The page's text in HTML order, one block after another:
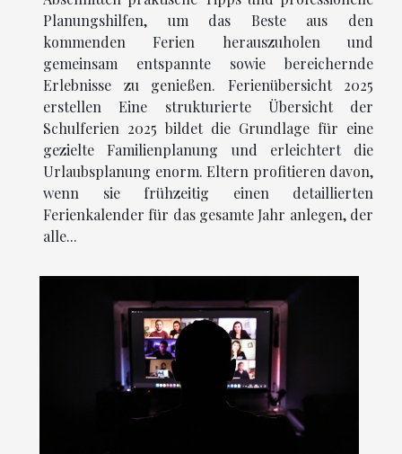
Planungshilfen, um das Beste aus den
kommenden Ferien herauszuholen und
gemeinsam entspannte sowie bereichernde
Erlebnisse zu genießen. Ferienübersicht 2025
erstellen Eine strukturierte Übersicht der
Schulferien 2025 bildet die Grundlage für eine
gezielte Familienplanung und erleichtert die
Urlaubsplanung enorm. Eltern profitieren davon,
wenn sie frühzeitig einen detaillierten
Ferienkalender für das gesamte Jahr anlegen, der
alle...